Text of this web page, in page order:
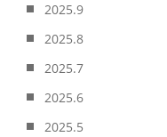
2025.9
2025.8
2025.7
2025.6
2025.5